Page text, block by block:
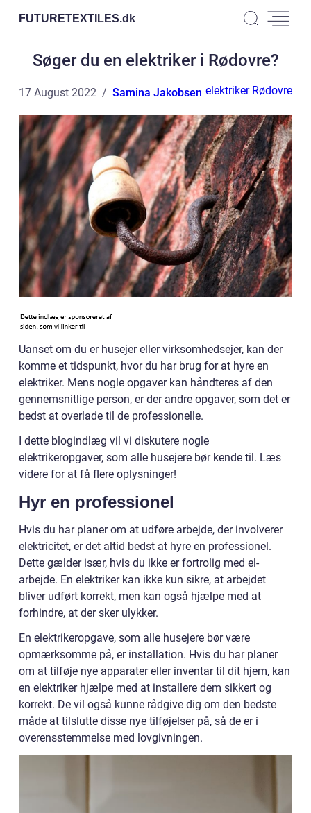
FUTURETEXTILES.dk
Søger du en elektriker i Rødovre?
17 August 2022 Samina Jakobsen elektriker Rødovre
Uanset om du er husejer eller virksomhedsejer, kan der
komme et tidspunkt, hvor du har brug for at hyre en
elektriker. Mens nogle opgaver kan håndteres af den
gennemsnitlige person, er der andre opgaver, som det er
bedst at overlade til de professionelle.
I dette blogindlæg vil vi diskutere nogle
elektrikeropgaver, som alle husejere bør kende til. Læs
videre for at få flere oplysninger!
Hyr en professionel
Hvis du har planer om at udføre arbejde, der involverer
elektricitet, er det altid bedst at hyre en professionel.
Dette gælder især, hvis du ikke er fortrolig med el-
arbejde. En elektriker kan ikke kun sikre, at arbejdet
bliver udført korrekt, men kan også hjælpe med at
forhindre, at der sker ulykker.
En elektrikeropgave, som alle husejere bør være
opmærksomme på, er installation. Hvis du har planer
om at tilføje nye apparater eller inventar til dit hjem, kan
en elektriker hjælpe med at installere dem sikkert og
korrekt. De vil også kunne rådgive dig om den bedste
måde at tilslutte disse nye tilføjelser på, så de er i
overensstemmelse med lovgivningen.